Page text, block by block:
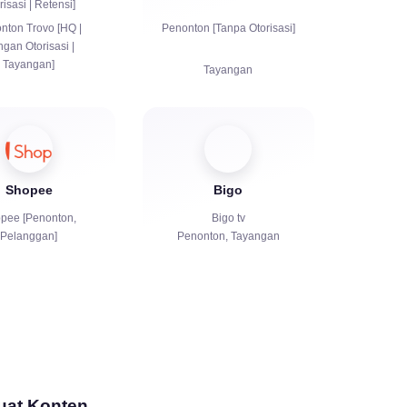
| Retensi]
Trovo [HQ |
Otorisasi |
Tayangan]
Tayangan
Penonton [Tanpa Otorisasi]
Tayangan
Shopee
[Penonton,
Pelanggan]
Bigo
Bigo tv
Penonton, Tayangan